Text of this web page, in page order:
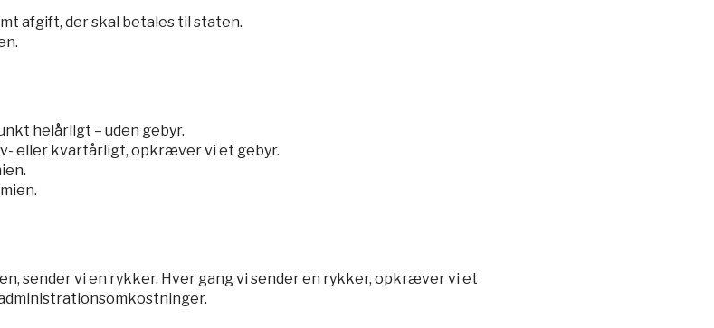
afgift, der skal betales til staten.
helårligt – uden gebyr.
eller kvartårligt, opkræver vi et gebyr.
sender vi en rykker. Hver gang vi sender en rykker, opkræver vi et